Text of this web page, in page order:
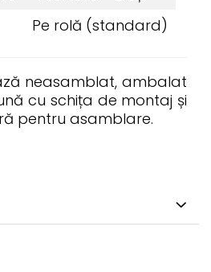
Pe rolă (standard)
neasamblat, ambalat
cu schița de montaj și
pentru asamblare.